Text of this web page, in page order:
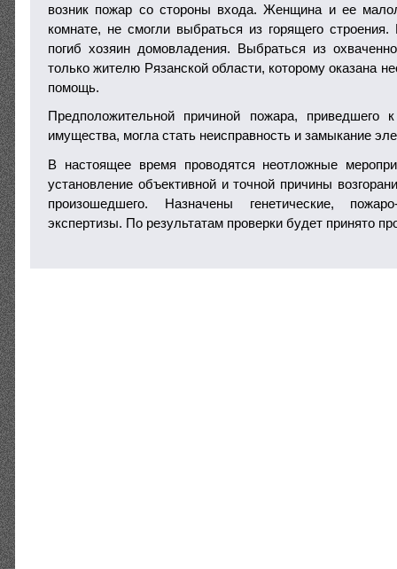
возник пожар со стороны входа. Женщина и ее
комнате, не смогли выбраться из горящего
погиб хозяин домовладения. Выбраться из
только жителю Рязанской области, которому оказана
помощь.
Предположительной причиной пожара, приведшего
имущества, могла стать неисправность и замыкание
В настоящее время проводятся неотложные
установление объективной и точной причины
произошедшего. Назначены генетические,
экспертизы. По результатам проверки будет принято